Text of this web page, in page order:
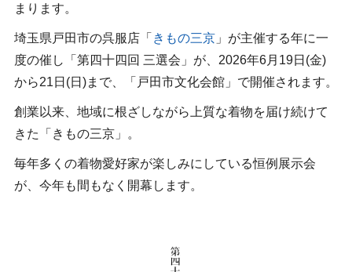
まります。
埼玉県戸田市の呉服店「 きもの三京」が主催する年に一
度の催し「第四十四回 三選会」が、2026年6月19日(金)
から21日(日)まで、「戸田市文化会館」で開催されます。
創業以来、地域に根ざしながら上質な着物を届け続けて
きた「きもの三京」。
毎年多くの着物愛好家が楽しみにしている恒例展示会
が、今年も間もなく開幕します。